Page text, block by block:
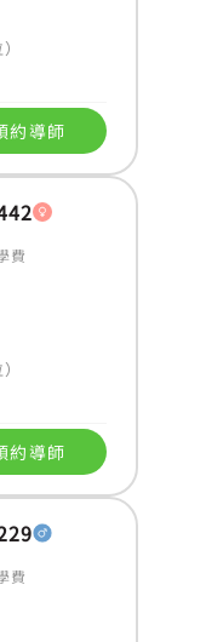
約導師
費
約導師
費